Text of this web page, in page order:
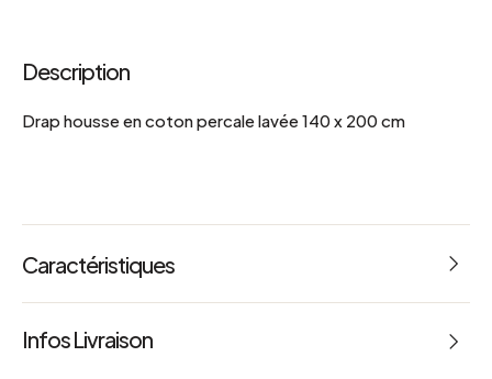
Description
Drap housse en coton percale lavée 140 x 200 cm
Caractéristiques
Référence : 67000 Dimensions : L 160 x l 200 cm
Infos Livraison